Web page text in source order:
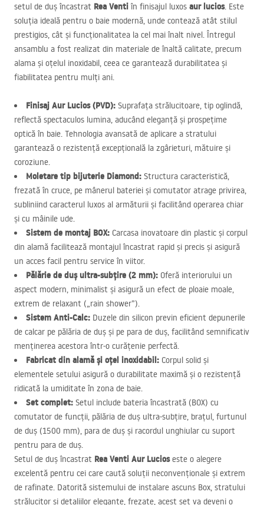
setul de duș încastrat Rea Venti în finisajul luxos aur lucios. Este
soluția ideală pentru o baie modernă, unde contează atât stilul
prestigios, cât și funcționalitatea la cel mai înalt nivel. Întregul
ansamblu a fost realizat din materiale de înaltă calitate, precum
alama și oțelul inoxidabil, ceea ce garantează durabilitatea și
fiabilitatea pentru mulți ani.
Finisaj Aur Lucios (PVD): Suprafața strălucitoare, tip oglindă,
reflectă spectaculos lumina, aducând eleganță și prospețime
optică în baie. Tehnologia avansată de aplicare a stratului
garantează o rezistență excepțională la zgârieturi, mătuire și
coroziune.
Moletare tip bijuterie Diamond: Structura caracteristică,
frezată în cruce, pe mânerul bateriei și comutator atrage privirea,
subliniind caracterul luxos al armăturii și facilitând operarea chiar
și cu mâinile ude.
Sistem de montaj BOX: Carcasa inovatoare din plastic și corpul
din alamă facilitează montajul încastrat rapid și precis și asigură
un acces facil pentru service în viitor.
Pălărie de duș ultra-subțire (2 mm): Oferă interiorului un
aspect modern, minimalist și asigură un efect de ploaie moale,
extrem de relaxant („rain shower”).
Sistem Anti-Calc: Duzele din silicon previn eficient depunerile
de calcar pe pălăria de duș și pe para de duș, facilitând semnificativ
menținerea acestora într-o curățenie perfectă.
Fabricat din alamă și oțel inoxidabil: Corpul solid și
elementele setului asigură o durabilitate maximă și o rezistență
ridicată la umiditate în zona de baie.
Set complet: Setul include bateria încastrată (BOX) cu
comutator de funcții, pălăria de duș ultra-subțire, brațul, furtunul
de duș (1500 mm), para de duș și racordul unghiular cu suport
pentru para de duș.
Setul de duș încastrat Rea Venti Aur Lucioseste o alegere
excelentă pentru cei care caută soluții neconvenționale și extrem
de rafinate. Datorită sistemului de instalare ascuns Box, stratului
strălucitor și detaliilor elegante, frezate, acest set va deveni o